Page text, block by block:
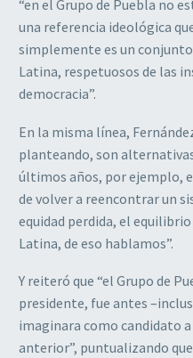
“en el Grupo de Puebla no
una referencia ideológica
simplemente es un
Latina, respetuosos de las
democracia”.
En la misma línea,
planteando, son
últimos años, por ejemplo,
de volver a reencontrar un
equidad perdida, el
Latina, de eso hablamos”.
Y reiteró que “el Grupo de
presidente, fue antes
imaginara como candidato
anterior”, puntualizando